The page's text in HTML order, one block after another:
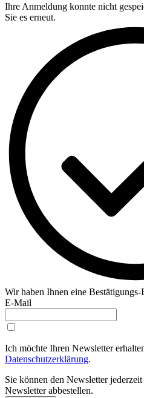
Ihre Anmeldung konnte nicht
Sie es erneut.
Wir haben Ihnen eine
E-Mail
Ich möchte Ihren Newsletter
Datenschutzerklärung.
Sie können den Newsletter
Newsletter abbestellen.